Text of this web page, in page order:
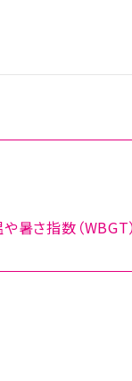
暑さ指数（